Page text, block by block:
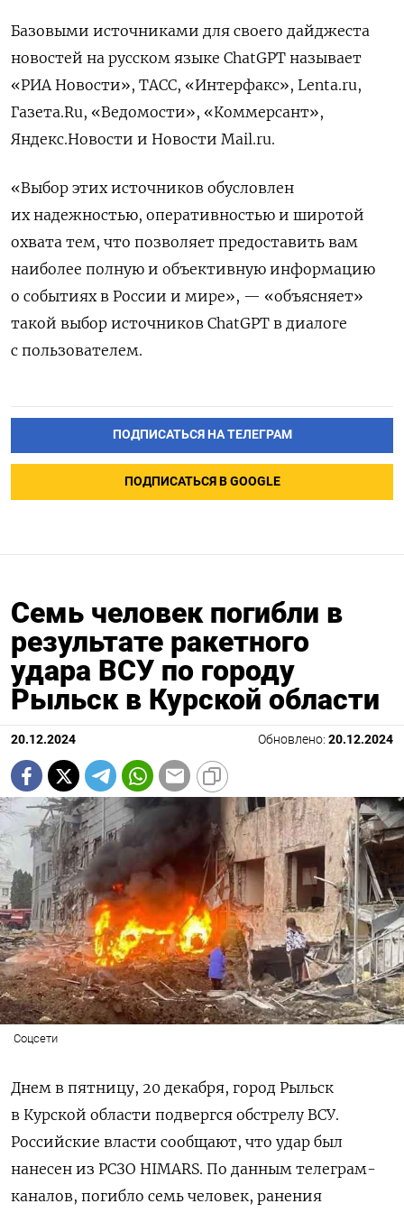
Базовыми источниками для своего дайджеста
новостей на русском языке ChatGPT называет
«РИА Новости», ТАСС, «Интерфакс», Lenta.ru,
Газета.Ru, «Ведомости», «Коммерсант»,
Яндекс.Новости и Новости Mail.ru.
«Выбор этих источников обусловлен
их надежностью, оперативностью и широтой
охвата тем, что позволяет предоставить вам
наиболее полную и объективную информацию
о событиях в России и мире», — «объясняет»
такой выбор источников ChatGPT в диалоге
с пользователем.
ПОДПИСАТЬСЯ НА ТЕЛЕГРАМ
ПОДПИСАТЬСЯ В GOOGLE
Семь человек погибли в
результате ракетного
удара ВСУ по городу
Рыльск в Курской области
20.12.2024 Обновлено: 20.12.2024
Соцсети
Днем в пятницу, 20 декабря, город Рыльск
в Курской области подвергся обстрелу ВСУ.
Российские власти сообщают, что удар был
нанесен из РСЗО HIMARS. По данным телеграм-
каналов, погибло семь человек, ранения